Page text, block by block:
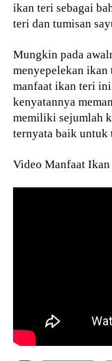
ikan teri sebagai
teri dan tumisan
Mungkin pada
menyepelekan ikan
manfaat ikan teri
kenyatannya
memiliki sejumlah
ternyata baik untuk
Video Manfaat Ikan